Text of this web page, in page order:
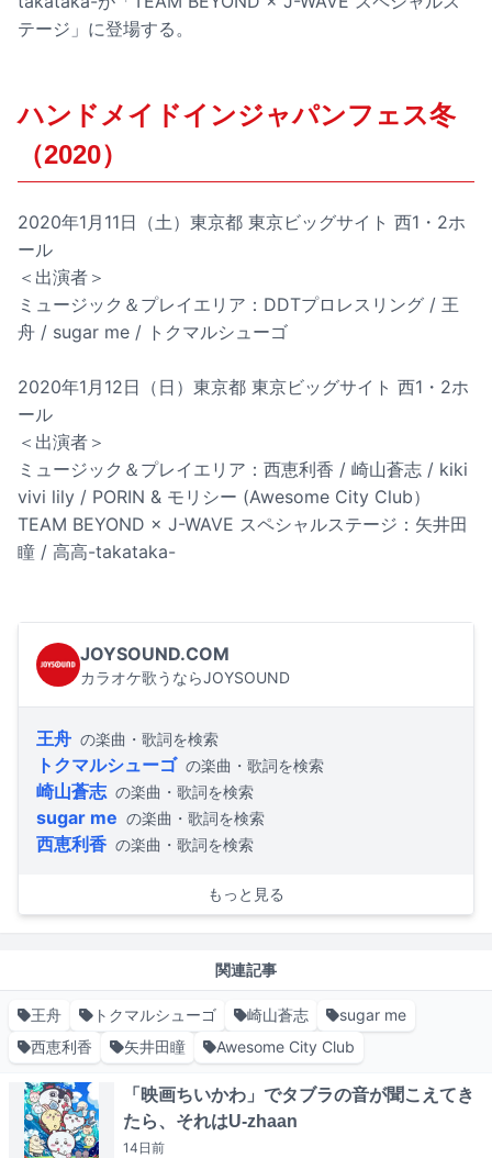
テージ」に登場する。
ハンドメイドインジャパンフェス冬
（2020）
2020年1月11日（土）東京都 東京ビッグサイト 西1・2ホ
ール
＜出演者＞
ミュージック＆プレイエリア：DDTプロレスリング / 王
舟 / sugar me / トクマルシューゴ
2020年1月12日（日）東京都 東京ビッグサイト 西1・2ホ
ール
＜出演者＞
ミュージック＆プレイエリア：西恵利香 / 崎山蒼志 / kiki
vivi lily / PORIN & モリシー (Awesome City Club）
TEAM BEYOND × J-WAVE スペシャルステージ：矢井田
瞳 / 高高-takataka-
JOYSOUND.COM
カラオケ歌うならJOYSOUND
王舟 の楽曲・歌詞を検索
トクマルシューゴ の楽曲・歌詞を検索
崎山蒼志 の楽曲・歌詞を検索
sugar me の楽曲・歌詞を検索
西恵利香 の楽曲・歌詞を検索
もっと見る
関連記事
王舟 トクマルシューゴ 崎山蒼志
sugar me
西恵利香
矢井田瞳 Awesome City Club
「映画ちいかわ」でタブラの音が聞こえてき
たら、それはU-zhaan
14日前